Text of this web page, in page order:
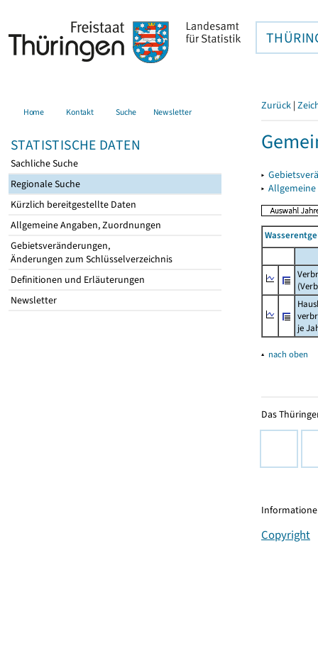
Home Kontakt Suche Newsletter
STATISTISCHE DATEN
Sachliche Suche
Regionale Suche
Kürzlich bereitgestellte Daten
Allgemeine Angaben, Zuordnungen
Gebietsveränderungen,
Änderungen zum Schlüsselverzeichnis
Definitionen und Erläuterungen
Newsletter
Zurück |
▸
▸
je
▴ nach oben
Das
Copyright